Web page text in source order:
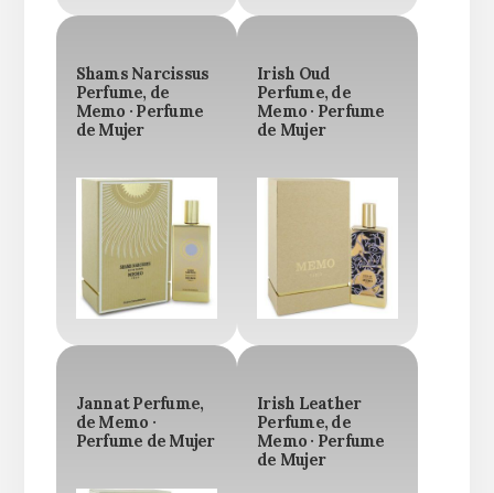
Shams Narcissus
Perfume, de
Memo · Perfume
de Mujer
Irish Oud
Perfume, de
Memo · Perfume
de Mujer
Jannat Perfume,
de Memo ·
Perfume de Mujer
Irish Leather
Perfume, de
Memo · Perfume
de Mujer